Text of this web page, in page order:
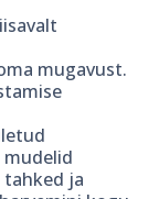
mugavust.
ja